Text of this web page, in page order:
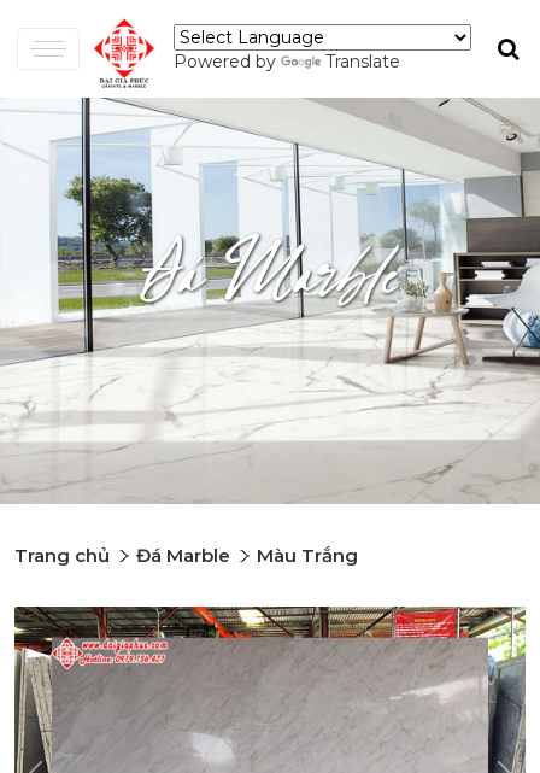
Powered by Translate
Đá Marble
Trang chủ Đá Marble Màu Trắng